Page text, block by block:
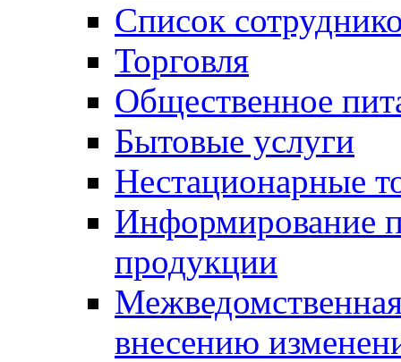
Список
Торговля
Общественное
Бытовые услуги
Нестационарные
Информирование
продукции
внесению